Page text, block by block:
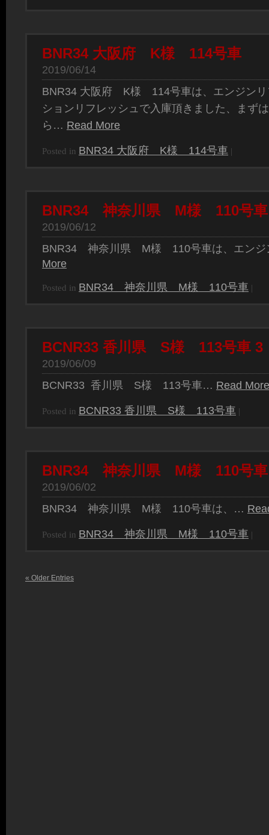
BNR34 大阪府 K様 114号車
2019/06/14
BNR34 大阪府 K様 114号車は、エンジンリ
ションリフレッシュで入庫頂きました、まず
ら… Read More
Posted in BNR34 大阪府 K様 114号車 |
BNR34 神奈川県 M様 110号
2019/06/12
BNR34 神奈川県 M様 110号車は、エン
More
Posted in BNR34 神奈川県 M様 110号車 |
BCNR33 香川県 S様 113号車 3
2019/06/09
BCNR33 香川県 S様 113号車… Read More
Posted in BCNR33 香川県 S様 113号車 |
BNR34 神奈川県 M様 110号
2019/06/02
BNR34 神奈川県 M様 110号車は、…
Posted in BNR34 神奈川県 M様 110号車 |
« Older Entries